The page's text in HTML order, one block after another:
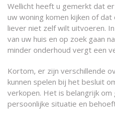
Wellicht heeft u gemerkt dat
uw woning komen kijken of
liever niet zelf wilt uitvoeren.
van uw huis en op zoek gaan
minder onderhoud vergt een
Kortom, er zijn verschillende
kunnen spelen bij het besluit
verkopen. Het is belangrijk
persoonlijke situatie en